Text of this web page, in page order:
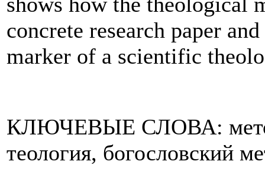
concrete research paper
marker of a scientific
КЛЮЧЕВЫЕ СЛОВА:
теология, богословский